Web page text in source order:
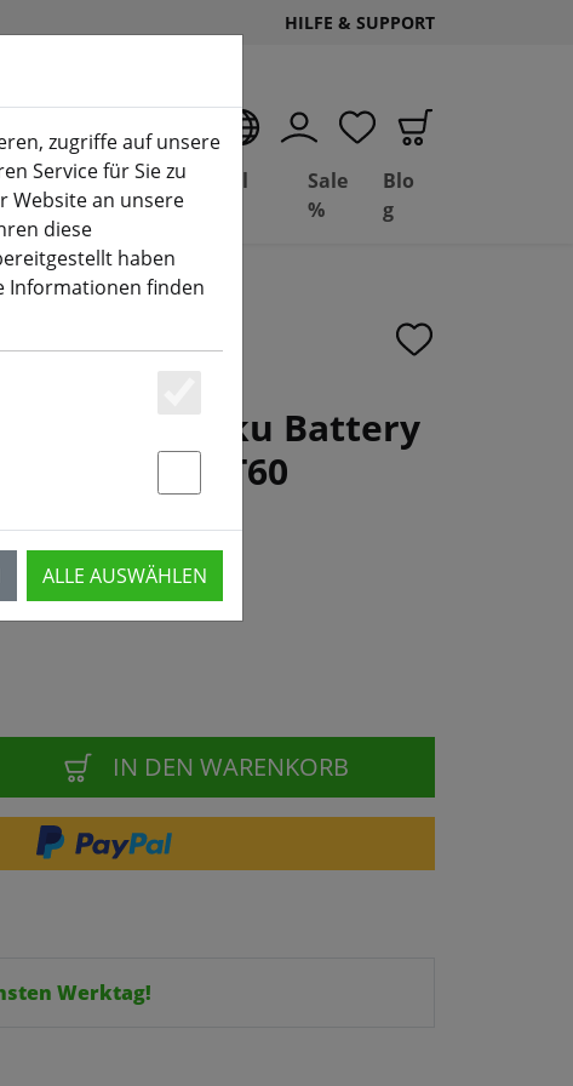
HILFE & SUPPORT
(aktuelle Seite)
Deal
Depot
Basil
Sale
%
Blo
g
V5.0 LiPo Akku Battery
8S XT60
IN DEN WARENKORB
Werktag!
zugriffe auf unsere
Service für Sie zu
Website an unsere
diese
haben
Informationen finden
Essenziell
ALLE AUSWÄHLEN